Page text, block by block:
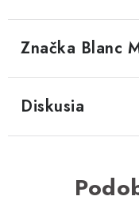
Značka Blanc
Diskusia